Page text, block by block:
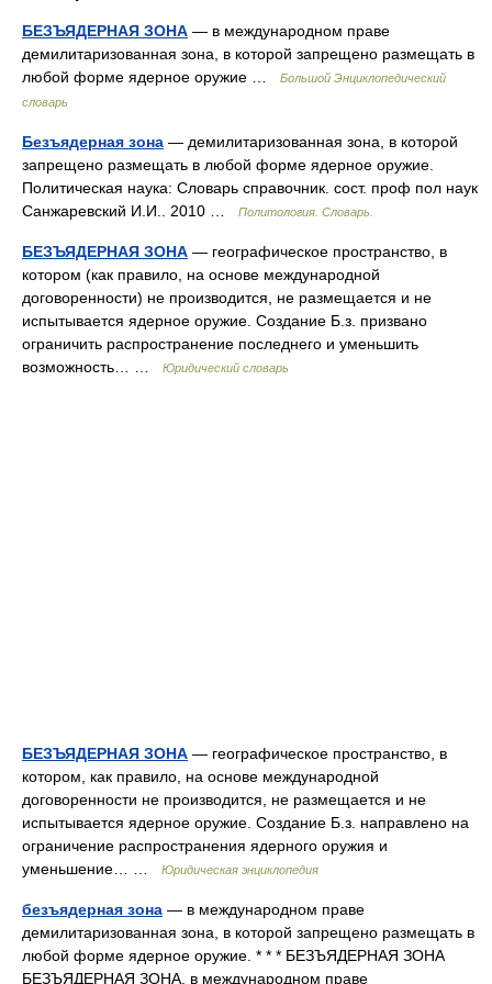
БЕЗЪЯДЕРНАЯ ЗОНА — в международном праве
демилитаризованная зона, в которой запрещено размещать в
любой форме ядерное оружие …
Большой Энциклопедический
словарь
Безъядерная зона — демилитаризованная зона, в которой
запрещено размещать в любой форме ядерное оружие.
Политическая наука: Словарь справочник. сост. проф пол наук
Санжаревский И.И.. 2010 …
Политология. Словарь.
БЕЗЪЯДЕРНАЯ ЗОНА — географическое пространство, в
котором (как правило, на основе международной
договоренности) не производится, не размещается и не
испытывается ядерное оружие. Создание Б.з. призвано
ограничить распространение последнего и уменьшить
возможность… …
Юридический словарь
БЕЗЪЯДЕРНАЯ ЗОНА — географическое пространство, в
котором, как правило, на основе международной
договоренности не производится, не размещается и не
испытывается ядерное оружие. Создание Б.з. направлено на
ограничение распространения ядерного оружия и
уменьшение… …
Юридическая энциклопедия
безъядерная зона — в международном праве
демилитаризованная зона, в которой запрещено размещать в
любой форме ядерное оружие. * * * БЕЗЪЯДЕРНАЯ ЗОНА
БЕЗЪЯДЕРНАЯ ЗОНА, в международном праве